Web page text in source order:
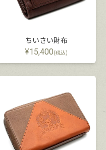
ちいさい財布
¥15,400(税込)